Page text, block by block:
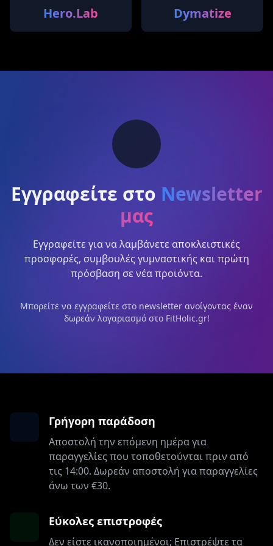
Hero.Lab Dymatize
Εγγραφείτε στο Newsletter
μας
Εγγραφείτε για να λαμβάνετε αποκλειστικές
προσφορές, συμβουλές γυμναστικής και πρώτη
πρόσβαση σε νέα προϊόντα.
Μπορείτε να εγγραφείτε στο newsletter ανοίγοντας έναν
δωρεάν λογαριασμό στο FitHolic.gr!
Γρήγορη παράδοση
Αποστολή την επόμενη ημέρα για
παραγγελίες που τοποθετούνται πριν από
τις 14:00. Δωρεάν αποστολή για παραγγελίες
άνω των €30.
Εύκολες επιστροφές
Δεν είστε ικανοποιημένοι; Επιστρέψτε τα